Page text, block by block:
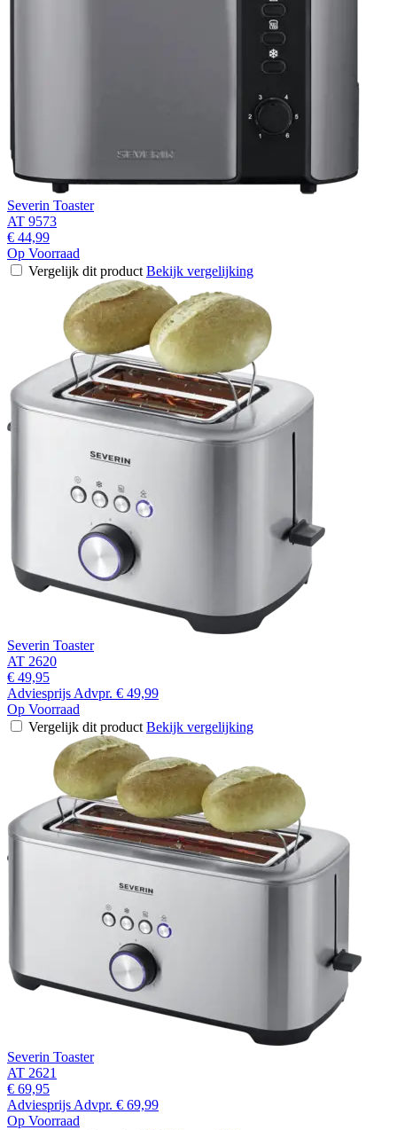
Severin Toaster
AT 9573
€ 44,99
Op Voorraad
Vergelijk dit product Bekijk vergelijking
Severin Toaster
AT 2620
€ 49,95
Adviesprijs Advpr. € 49,99
Op Voorraad
Vergelijk dit product Bekijk vergelijking
Severin Toaster
AT 2621
€ 69,95
Adviesprijs Advpr. € 69,99
Op Voorraad